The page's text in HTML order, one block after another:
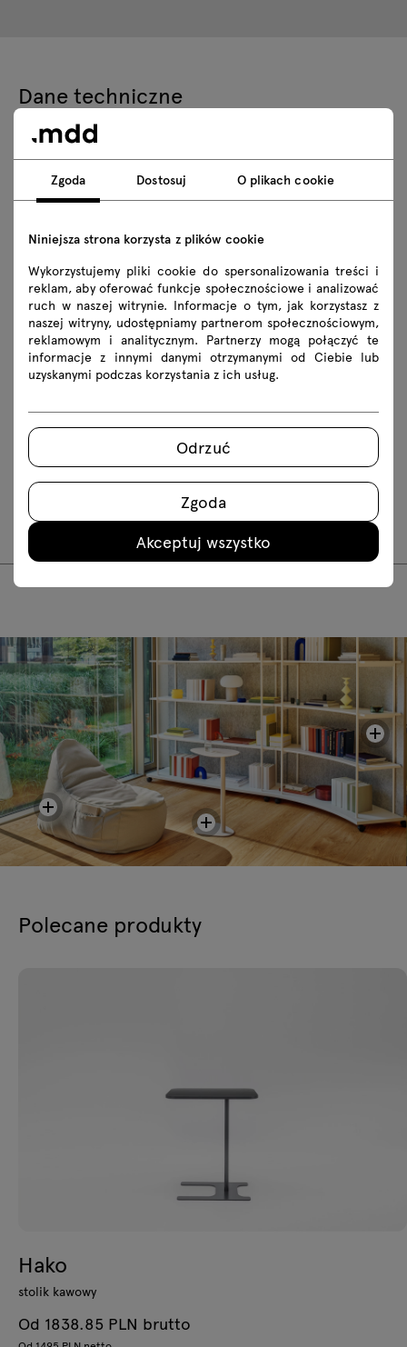
Dane techniczne
Specyfikacja techniczna
Do pobrania
Zasady użytkowania
Instrukcje montażu
CE01
Polecane produkty
Hako
stolik kawowy
Od 1838.85 PLN brutto
Zgoda Dostosuj O plikach cookie
Niniejsza strona korzysta z plików cookie
Wykorzystujemy pliki cookie do spersonalizowania treści i
reklam, aby oferować funkcje społecznościowe i analizować
ruch w naszej witrynie. Informacje o tym, jak korzystasz z
naszej witryny, udostępniamy partnerom społecznościowym,
reklamowym i analitycznym. Partnerzy mogą połączyć te
informacje z innymi danymi otrzymanymi od Ciebie lub
uzyskanymi podczas korzystania z ich usług.
Odrzuć
Zgoda
Akceptuj wszystko